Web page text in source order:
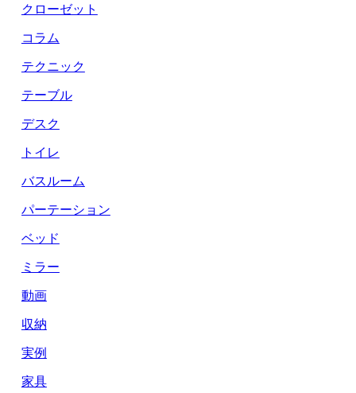
クローゼット
コラム
テクニック
テーブル
デスク
トイレ
バスルーム
パーテーション
ベッド
ミラー
動画
収納
実例
家具